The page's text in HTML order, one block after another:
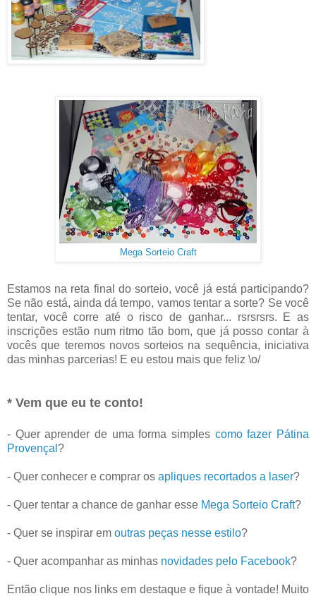
Mega Sorteio Craft
Estamos na reta final do sorteio, você já está participando?
Se não está, ainda dá tempo, vamos tentar a sorte? Se você
tentar, você corre até o risco de ganhar... rsrsrsrs. E as
inscrições estão num ritmo tão bom, que já posso contar à
vocês que teremos novos sorteios na sequência, iniciativa
das minhas parcerias! E eu estou mais que feliz \o/
* Vem que eu te conto!
- Quer aprender de uma forma simples como fazer Pátina
Provençal ?
- Quer conhecer e comprar os apliques recortados a laser?
- Quer tentar a chance de ganhar esse Mega Sorteio Craft?
- Quer se inspirar em outras peças nesse estilo?
- Quer acompanhar as minhas novidades pelo Facebook?
Então clique nos links em destaque e fique à vontade! Muito